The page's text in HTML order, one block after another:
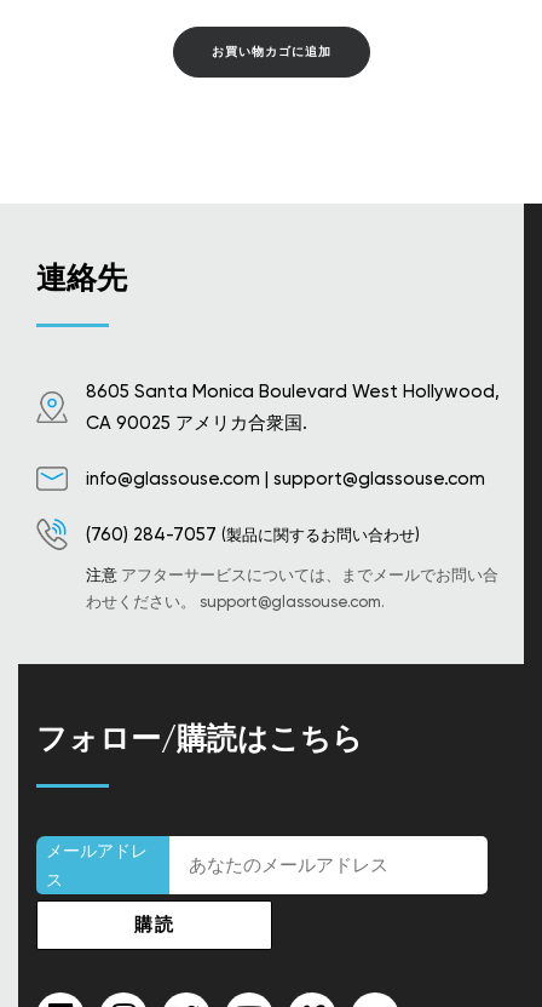
お買い物カゴに追加
連絡先
8605 Santa Monica Boulevard West Hollywood,
CA 90025 アメリカ合衆国.
info@glassouse.com | support@glassouse.com
(760) 284-7057 (製品に関するお問い合わせ)
注意 アフターサービスについては、までメールでお問い合
わせください。 support@glassouse.com.
フォロー/購読はこちら
メールアドレ
ス